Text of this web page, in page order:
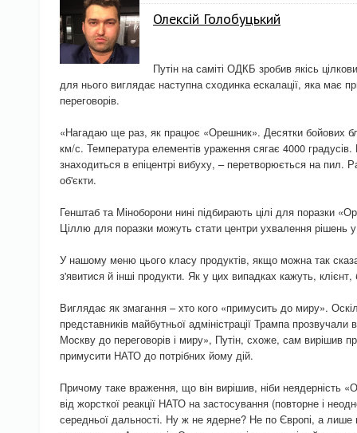
Олексій Голобуцький
Путін на саміті ОДКБ зробив якісь
для нього виглядає наступна сходинка ескалації, яка має
переговорів.
«Нагадаю ще раз, як працює «Орешник». Десятки бойових
км/с. Температура елементів ураження сягає 4000
знаходиться в епіцентрі вибуху, – перетворюється на пил.
об'єкти.
Генштаб та Міноборони нині підбирають цілі для поразки
Ціллю для поразки можуть стати центри ухвалення рішень
У нашому меню цього класу продуктів, якщо можна так
з'явитися й інші продукти. Як у цих випадках кажуть,
Виглядає як змагання – хто кого «примусить до миру».
представників майбутньої адміністрації Трампа прозвучали
Москву до переговорів і миру», Путін, схоже, сам вирішив
примусити НАТО до потрібних йому дій.
Причому таке враження, що він вирішив, ніби неядерність
від жорсткої реакції НАТО на застосування (повторне і
середньої дальності. Ну ж не ядерне? Не по Європі, а лише